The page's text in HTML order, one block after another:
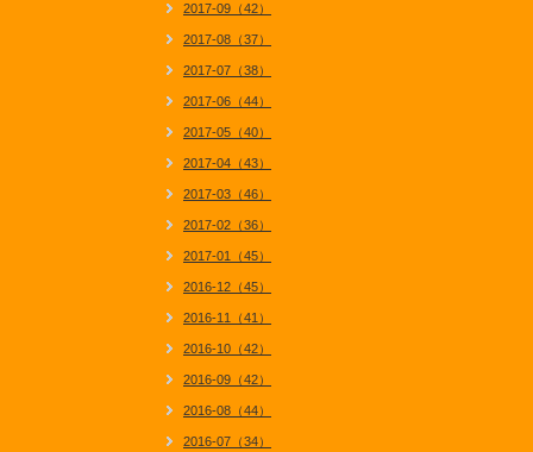
2017-09（42）
2017-08（37）
2017-07（38）
2017-06（44）
2017-05（40）
2017-04（43）
2017-03（46）
2017-02（36）
2017-01（45）
2016-12（45）
2016-11（41）
2016-10（42）
2016-09（42）
2016-08（44）
2016-07（34）